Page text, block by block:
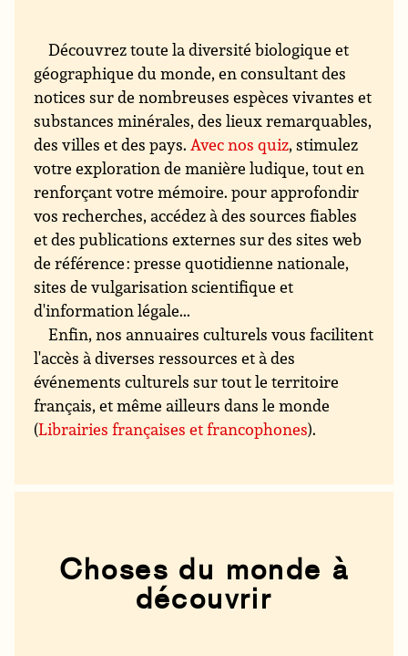
Découvrez toute la diversité biologique et
géographique du monde, en consultant des
notices sur de nombreuses espèces vivantes et
substances minérales, des lieux remarquables,
des villes et des pays.Avec nos quiz, stimulez
votre exploration de manière ludique, tout en
renforçant votre mémoire. pour approfondir
vos recherches, accédez à des sources fiables
et des publications externes sur des sites web
de référence : presse quotidienne nationale,
sites de vulgarisation scientifique et
d'information légale...
Enfin, nos annuaires culturels vous facilitent
l'accès à diverses ressources et à des
événements culturels sur tout le territoire
français, et même ailleurs dans le monde
(Librairies françaises et francophones).
Choses du monde à
découvrir